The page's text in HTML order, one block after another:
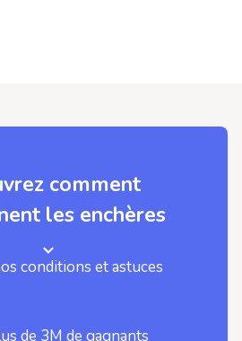
comment
les enchères
conditions et astuces
de 3M de gagnants